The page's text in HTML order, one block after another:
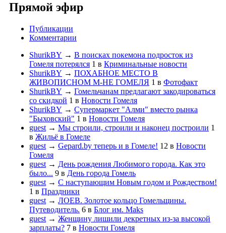
Прямой эфир
Публикации
Комментарии
ShurikBY → В поисках покемона подросток из
Гомеля потерялся 1 в Криминальные новости
ShurikBY → ПОХАБНОЕ МЕСТО В
ЖИВОПИСНОМ М-НЕ ГОМЕЛЯ 1 в Фотофакт
ShurikBY → Гомельчанам предлагают закодироваться
со скидкой 1 в Новости Гомеля
ShurikBY → Супермаркет "Алми" вместо рынка
"Быховский" 1 в Новости Гомеля
guest → Мы строили, строили и наконец построили 1
в Жильё в Гомеле
guest → Gepard.by теперь и в Гомеле! 12 в Новости
Гомеля
guest → День рождения Любимого города. Как это
было... 9 в День города Гомель
guest → С наступающим Новым годом и Рождеством!
1 в Праздники
guest → ЛОЕВ. Золотое кольцо Гомельщины.
Путеводитель. 6 в Блог им. Maks
guest → Женщину лишили декретных из-за высокой
зарплаты? 7 в Новости Гомеля